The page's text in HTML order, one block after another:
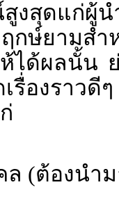
สูงสุดแก่
กษ์ยามส
ได้ผลนั้น
รื่องราว
ล (ต้องนำ